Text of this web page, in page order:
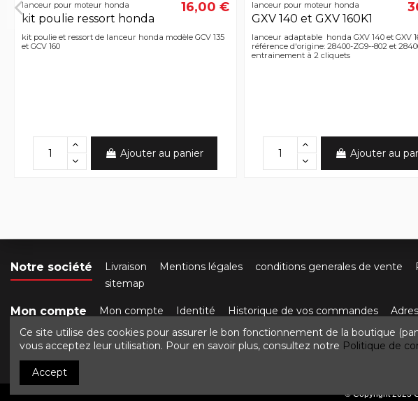
lanceur pour moteur honda
kit poulie ressort honda
16,00 €
kit poulie et ressort de lanceur honda modèle GCV 135
et GCV 160
Ajouter au panier
lanceur pour moteur honda
GXV 140 et GXV 160K1
lanceur adaptable honda GXV 140 et GXV
référence d'origine: 28400-ZG9--802 et
entrainement à 2 cliquets
Ajouter au
Notre société Livraison Mentions légales conditions generales de vente
sitemap
Mon compte Mon compte Identité Historique de vos commandes
Contactez-nous Crocbois-motoculture.com 50 route de Villefort 48800
© Copyright 2025
Ce site utilise des cookies pour assurer le bon fonctionnement de la boutique
vous acceptez leur utilisation. Pour en savoir plus, consultez notre Politique de
Accept